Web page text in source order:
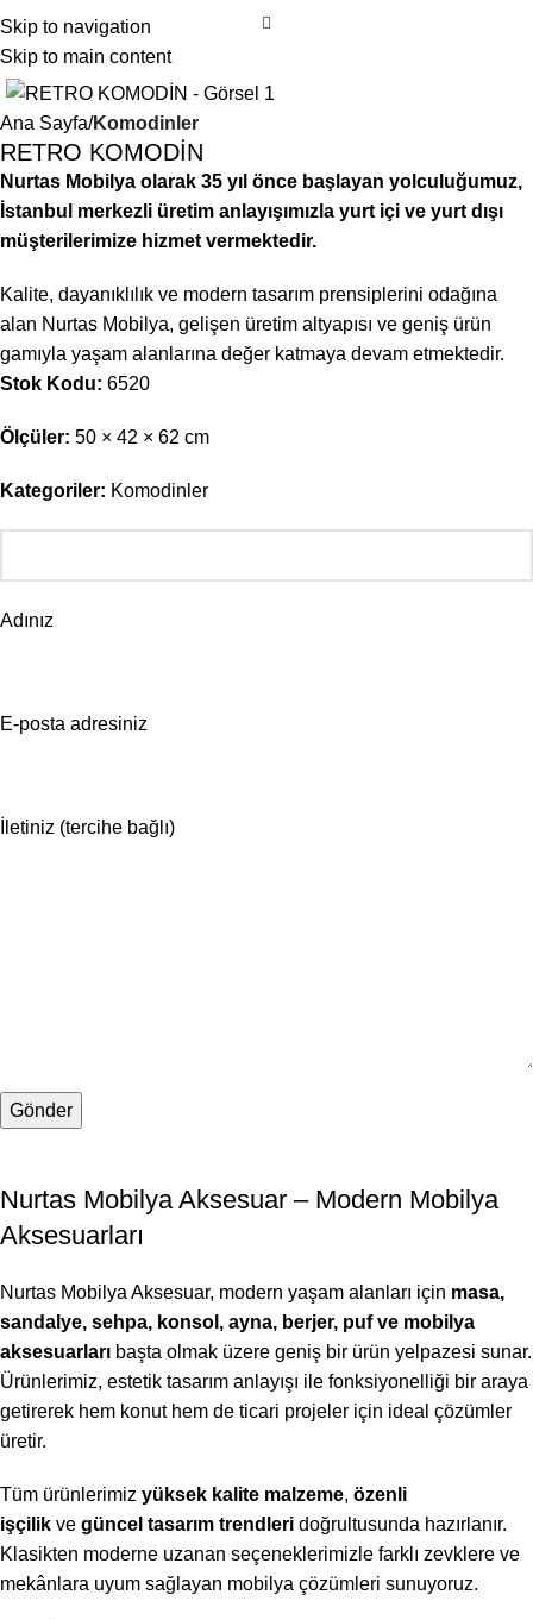
Skip to navigation
Skip to main content
Ana Sayfa Komodinler
RETRO KOMODİN
Nurtas Mobilya olarak 35 yıl önce başlayan yolculuğumuz,
İstanbul merkezli üretim anlayışımızla yurt içi ve yurt dışı
müşterilerimize hizmet vermektedir.
Kalite, dayanıklılık ve modern tasarım prensiplerini odağına
alan Nurtas Mobilya, gelişen üretim altyapısı ve geniş ürün
gamıyla yaşam alanlarına değer katmaya devam etmektedir.
Stok Kodu: 6520
Ölçüler: 50 × 42 × 62 cm
Kategoriler: Komodinler
Adınız
E-posta adresiniz
İletiniz (tercihe bağlı)
Nurtas Mobilya Aksesuar – Modern Mobilya
Aksesuarları
Nurtas Mobilya Aksesuar, modern yaşam alanları için masa,
sandalye, sehpa, konsol, ayna, berjer, puf ve mobilya
aksesuarları başta olmak üzere geniş bir ürün yelpazesi sunar.
Ürünlerimiz, estetik tasarım anlayışı ile fonksiyonelliği bir araya
getirerek hem konut hem de ticari projeler için ideal çözümler
üretir.
Tüm ürünlerimiz yüksek kalite malzeme, özenli
işçilik ve güncel tasarım trendleri doğrultusunda hazırlanır.
Klasikten moderne uzanan seçeneklerimizle farklı zevklere ve
mekânlara uyum sağlayan mobilya çözümleri sunuyoruz.